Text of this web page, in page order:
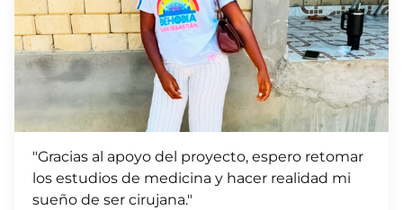
"Gracias al apoyo del proyecto, espero retomar
los estudios de medicina y hacer realidad mi
sueño de ser cirujana."